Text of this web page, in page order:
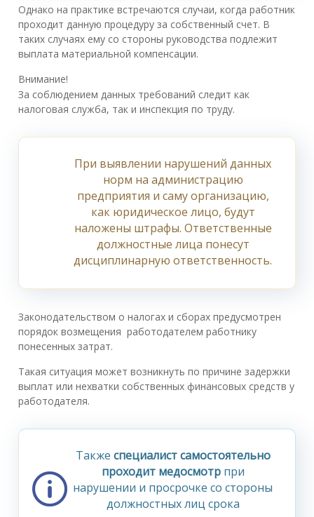
Однако на практике встречаются случаи, когда работник
проходит данную процедуру за собственный счет. В
таких случаях ему со стороны руководства подлежит
выплата материальной компенсации.
Внимание!
За соблюдением данных требований следит как
налоговая служба, так и инспекция по труду.
При выявлении нарушений данных
норм на администрацию
предприятия и саму организацию,
как юридическое лицо, будут
наложены штрафы. Ответственные
должностные лица понесут
дисциплинарную ответственность.
Законодательством о налогах и сборах предусмотрен
порядок возмещения работодателем работнику
понесенных затрат.
Такая ситуация может возникнуть по причине задержки
выплат или нехватки собственных финансовых средств у
работодателя.
Также специалист самостоятельно
проходит медосмотрпри
нарушении и просрочке со стороны
должностных лиц срока